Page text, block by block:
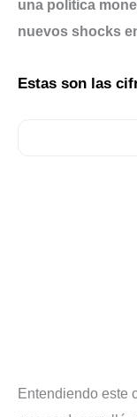
una política
nuevos shocks
Estas son las
Entendiendo este